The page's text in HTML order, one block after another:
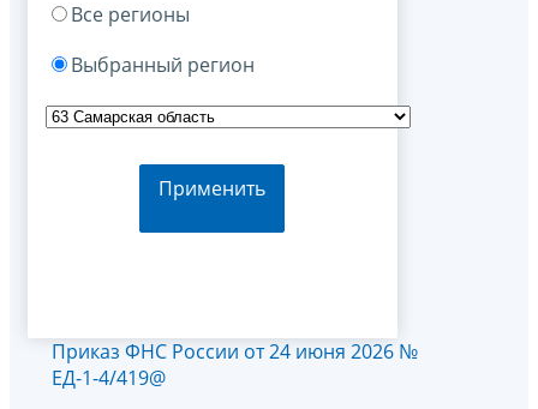
Все регионы
Выбранный регион
Применить
Приказ ФНС России от 24 июня 2026 №
ЕД-1-4/419@